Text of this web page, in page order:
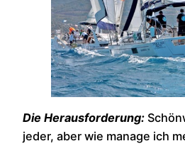
Die Herausforderung:
jeder, aber wie manage ich